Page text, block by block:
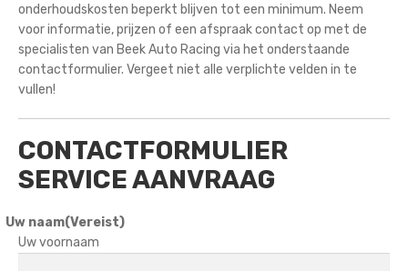
onderhoudskosten beperkt blijven tot een minimum. Neem
voor informatie, prijzen of een afspraak contact op met de
specialisten van Beek Auto Racing via het onderstaande
contactformulier. Vergeet niet alle verplichte velden in te
vullen!
CONTACTFORMULIER
SERVICE AANVRAAG
Uw naam(Vereist)
Uw voornaam